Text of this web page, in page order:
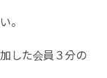
。
した会員３分の